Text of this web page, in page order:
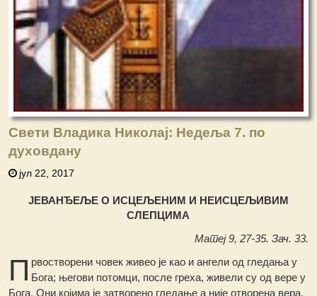
Свети Владика Николај: Недеља 7. по
духовдану
јул 22, 2017
ЈЕВАНЂЕЉЕ О ИСЦЕЉЕНИМ И НЕИСЦЕЉИВИМ
СЛЕПЦИМА
Матеј 9, 27-35. Зач. 33.
П рвостворени човек живео је као и ангели од гледања у
Бога; његови потомци, после греха, живели су од вере у
Бога. Они којима је затворено гледање а није отворена вера,